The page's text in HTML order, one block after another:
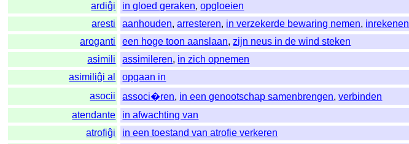
ardiĝi
in gloed geraken,opgloeien
aresti
aanhouden,arresteren, in verzekerde bewaring nemen, inrekenen
aroganti
een hoge toon aanslaan,zijn neus in de wind steken
asimili
assimileren, in zich opnemen
asimiliĝi al
opgaan in
asocii
associ�ren, in een genootschap samenbrengen,verbinden
atendante
in afwachting van
atrofiĝi
in een toestand van atrofie verkeren